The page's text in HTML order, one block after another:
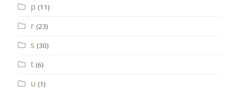
p (11)
r (23)
s (30)
t (6)
u (1)